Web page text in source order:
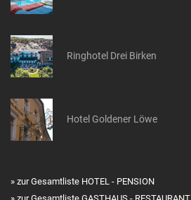
Ringhotel Drei Birken
Hotel Goldener Löwe
» zur Gesamtliste HOTEL - PENSION